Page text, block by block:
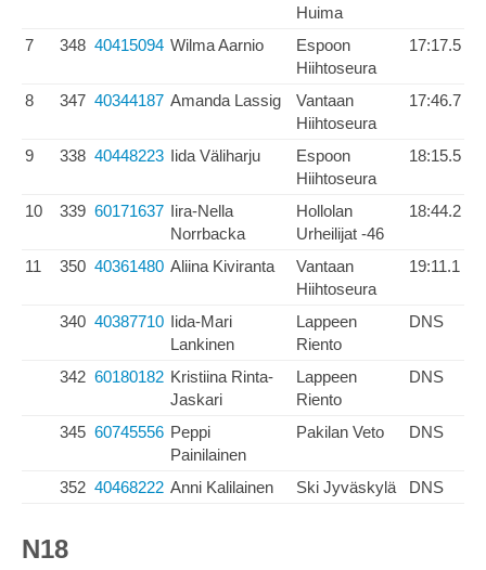
Huima
7 348 40415094 Wilma Aarnio
Espoon
Hiihtoseura
17:17.5
8 347 40344187 Amanda Lassig
Vantaan
Hiihtoseura
17:46.7
9 338 40448223 Iida Väliharju
Espoon
Hiihtoseura
18:15.5
10 339 60171637 Iira-Nella
Norrbacka
Hollolan
Urheilijat -46
18:44.2
11 350 40361480 Aliina Kiviranta
Vantaan
Hiihtoseura
19:11.1
340 40387710 Iida-Mari
Lankinen
Lappeen
Riento
DNS
342 60180182 Kristiina Rinta-
Jaskari
Lappeen
Riento
DNS
345 60745556 Peppi
Painilainen
Pakilan Veto DNS
352 40468222 Anni Kalilainen Ski Jyväskylä DNS
N18